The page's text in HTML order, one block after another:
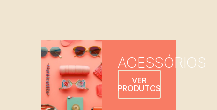
ACESSÓRIOS
VER
PRODUTOS